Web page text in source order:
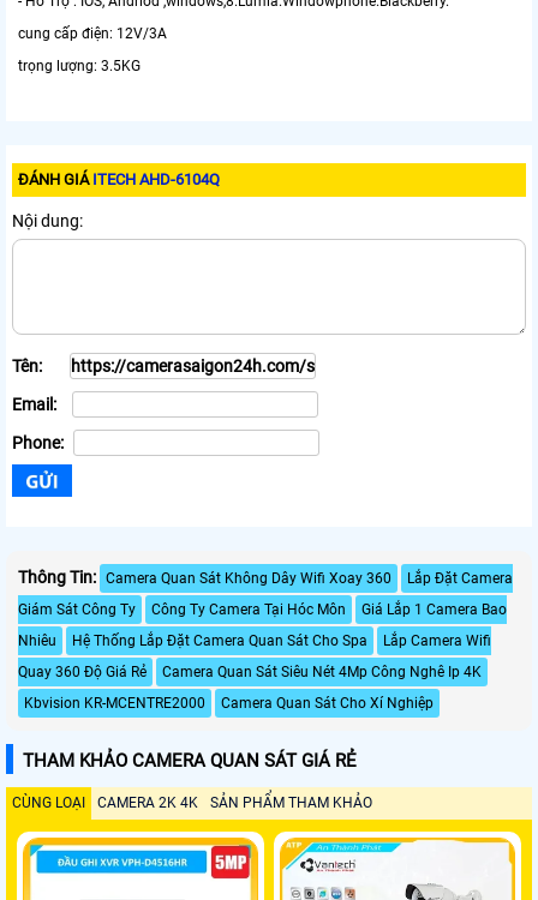
cung cấp điện: 12V/3A
trọng lượng: 3.5KG
ĐÁNH GIÁ ITECH AHD-6104Q
Nội dung:
Tên:
Email:
Phone:
Thông Tin: Camera Quan Sát Không Dây Wifi Xoay 360
Lắp Đặt Camera
Giám Sát Công Ty
Công Ty Camera Tại Hóc Môn
Giá Lắp 1 Camera Bao
Nhiêu
Hệ Thống Lắp Đặt Camera Quan Sát Cho Spa
Lắp Camera Wifi
Quay 360 Độ Giá Rẻ
Camera Quan Sát Siêu Nét 4Mp Công Nghê Ip 4K
Kbvision KR-MCENTRE2000
Camera Quan Sát Cho Xí Nghiệp
THAM KHẢO CAMERA QUAN SÁT GIÁ RẺ
CÙNG LOẠI CAMERA 2K 4K SẢN PHẨM THAM KHẢO